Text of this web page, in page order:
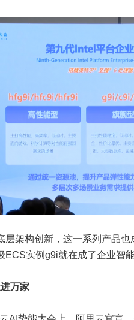
层架构创新，这一系列产品
ECS实例g9i就在成了企业智
万家